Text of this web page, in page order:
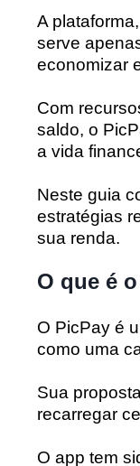
A
serve
economizar
Com
saldo, o
a vida
Neste guia
estratégias
sua renda.
O que é
O PicPay é
como uma
Sua
recarregar
O app tem